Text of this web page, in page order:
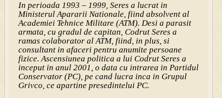
In perioada 1993 – 1999, Seres a lucrat in
Ministerul Apararii Nationale, fiind absolvent al
Academiei Tehnice Militare (ATM). Desi a parasit
armata, cu gradul de capitan, Codrut Seres a
ramas colaborator al ATM, fiind, in plus, si
consultant in afaceri pentru anumite persoane
fizice. Ascensiunea politica a lui Codrut Seres a
inceput in anul 2001, o data cu intrarea in Partidul
Conservator (PC), pe cand lucra inca in Grupul
Grivco, ce apartine presedintelui PC.